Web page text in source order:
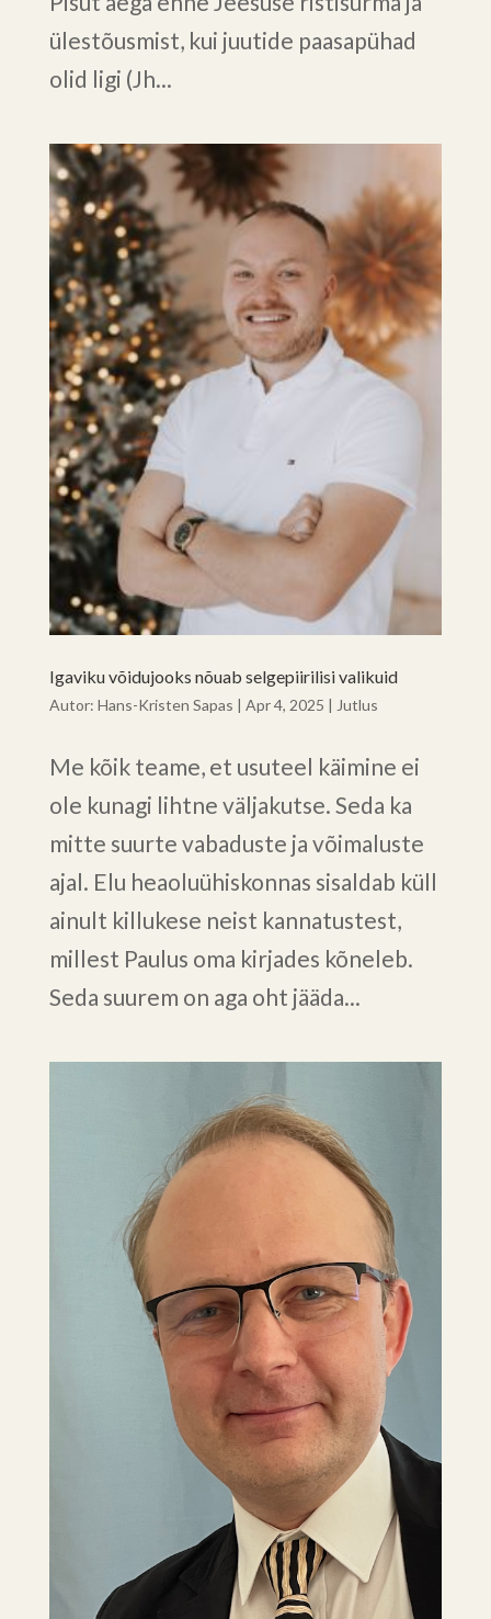
ülestõusmist, kui juutide paasapühad
olid ligi (Jh...
Igaviku võidujooks nõuab selgepiirilisi valikuid
Autor: Hans-Kristen Sapas | Apr 4, 2025 | Jutlus
Me kõik teame, et usuteel käimine ei
ole kunagi lihtne väljakutse. Seda ka
mitte suurte vabaduste ja võimaluste
ajal. Elu heaoluühiskonnas sisaldab küll
ainult killukese neist kannatustest,
millest Paulus oma kirjades kõneleb.
Seda suurem on aga oht jääda...